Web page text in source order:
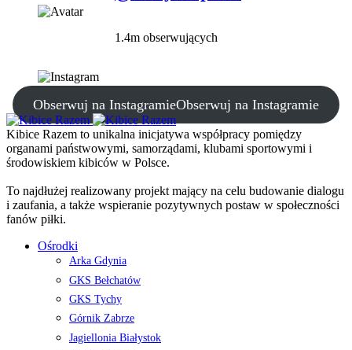
1.4m obserwujących
Obserwuj na InstagramieObserwuj na Instagramie
Kibice Razem to unikalna inicjatywa współpracy pomiędzy
organami państwowymi, samorządami, klubami sportowymi i
środowiskiem kibiców w Polsce.
To najdłużej realizowany projekt mający na celu budowanie dialogu
i zaufania, a także wspieranie pozytywnych postaw w społeczności
fanów piłki.
Ośrodki
Arka Gdynia
GKS Bełchatów
GKS Tychy
Górnik Zabrze
Jagiellonia Białystok